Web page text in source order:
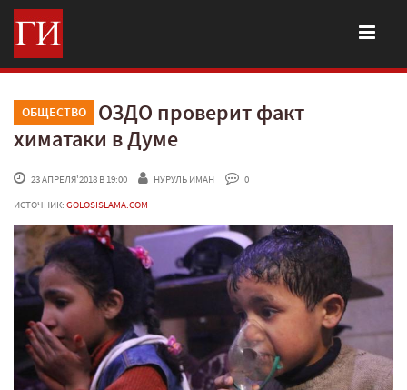
ОБЩЕСТВО
ОЗДО проверит факт
химатаки в Думе
23 АПРЕЛЯ'2018 В 19:00 НУРУЛЬ ИМАН
0
ИСТОЧНИК: GOLOSISLAMA.COM